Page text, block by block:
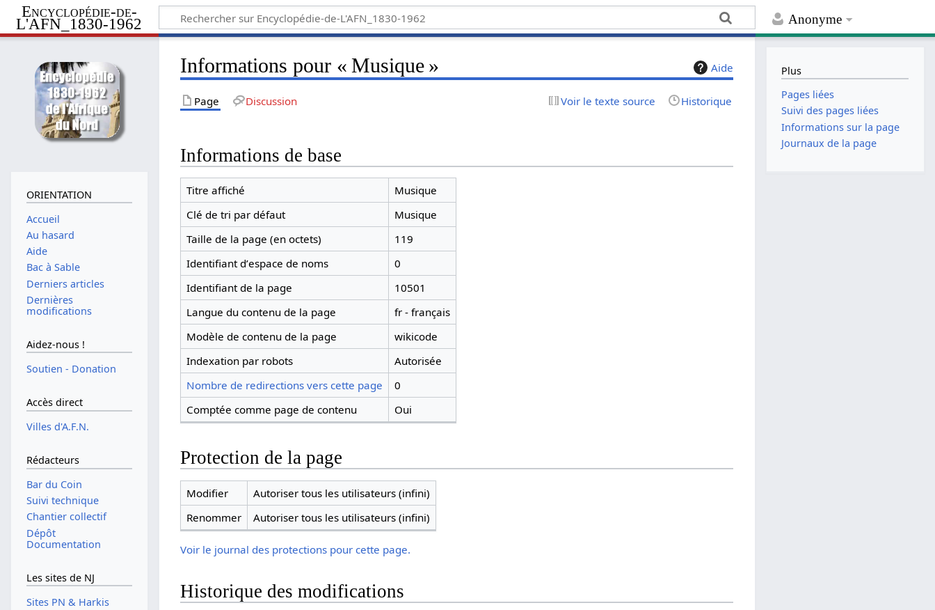
Anonyme
Encyclopédie-de-
L'AFN_1830-1962
Aide
Informations pour « Musique »
Page Discussion Voir le texte source Historique
Informations de base
Titre affiché
Musique
Clé de tri par défaut
Musique
Taille de la page (en octets)
119
Identifiant dʼespace de noms
0
Identifiant de la page
10501
Langue du contenu de la page
fr - français
Modèle de contenu de la page
wikicode
Indexation par robots
Autorisée
Nombre de redirections vers cette page
0
Comptée comme page de contenu
Oui
Protection de la page
Modifier
Autoriser tous les utilisateurs (infini)
Renommer
Autoriser tous les utilisateurs (infini)
Voir le journal des protections pour cette page.
Historique des modifications
ORIENTATION
Accueil
Au hasard
Aide
Bac à Sable
Derniers articles
Dernières
modifications
Aidez-nous !
Soutien - Donation
Accès direct
Villes d'A.F.N.
Rédacteurs
Bar du Coin
Suivi technique
Chantier collectif
Dépôt
Documentation
Les sites de NJ
Sites PN & Harkis
Plus
Pages liées
Suivi des pages liées
Informations sur la page
Journaux de la page